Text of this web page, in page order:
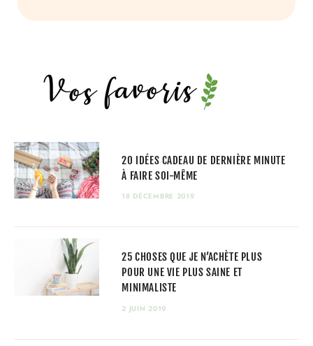
20 IDÉES CADEAU DE DERNIÈRE MINUTE
À FAIRE SOI-MÊME
18 DÉCEMBRE 2019
25 CHOSES QUE JE N’ACHÈTE PLUS
POUR UNE VIE PLUS SAINE ET
MINIMALISTE
2 JUIN 2019